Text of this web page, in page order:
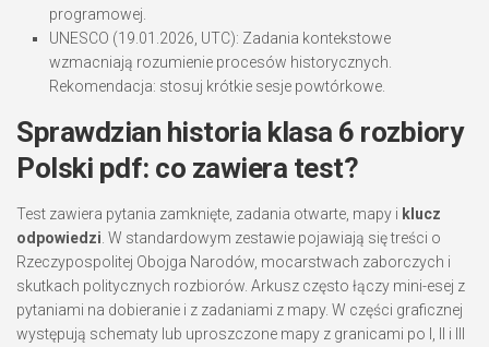
programowej.
UNESCO (19.01.2026, UTC): Zadania kontekstowe
wzmacniają rozumienie procesów historycznych.
Rekomendacja: stosuj krótkie sesje powtórkowe.
Sprawdzian historia klasa 6 rozbiory
Polski pdf: co zawiera test?
Test zawiera pytania zamknięte, zadania otwarte, mapy i klucz
odpowiedzi . W standardowym zestawie pojawiają się treści o
Rzeczypospolitej Obojga Narodów, mocarstwach zaborczych i
skutkach politycznych rozbiorów. Arkusz często łączy mini-esej z
pytaniami na dobieranie i z zadaniami z mapy. W części graficznej
występują schematy lub uproszczone mapy z granicami po I, II i III